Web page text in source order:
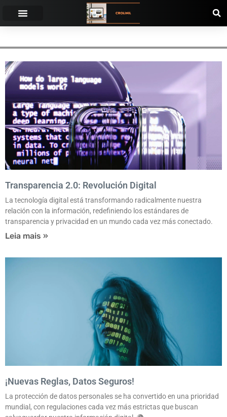
Transparencia 2.0: Revolución Digital
La tecnología digital está transformando radicalmente nuestra
relación con la información, redefiniendo los estándares de
transparencia y privacidad en un mundo cada vez más conectado.
Leia mais »
¡Nuevas Reglas, Datos Seguros!
La protección de datos personales se ha convertido en una prioridad
mundial, con regulaciones cada vez más estrictas que buscan